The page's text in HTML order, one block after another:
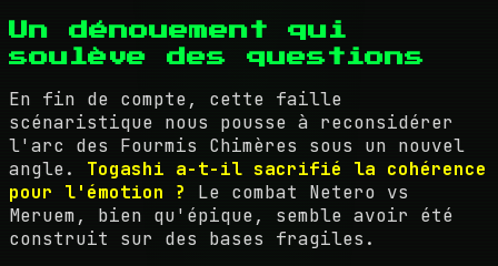
Un dénouement qui
soulève des questions
En fin de compte, cette faille
scénaristique nous pousse à reconsidérer
l'arc des Fourmis Chimères sous un nouvel
angle. Togashi a-t-il sacrifié la cohérence
pour l'émotion ?
Le combat Netero vs
Meruem, bien qu'épique, semble avoir été
construit sur des bases fragiles.